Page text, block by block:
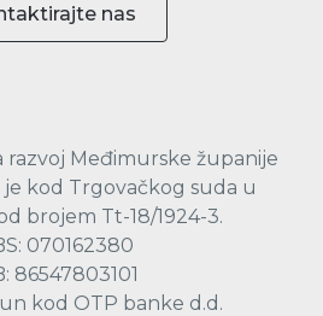
nas
razvoj Međimurske županije
je kod Trgovačkog suda u
brojem Tt-18/1924-3.
070162380
86547803101
kod OTP banke d.d.